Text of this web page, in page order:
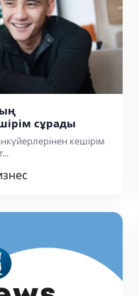
сұрады
кешірім